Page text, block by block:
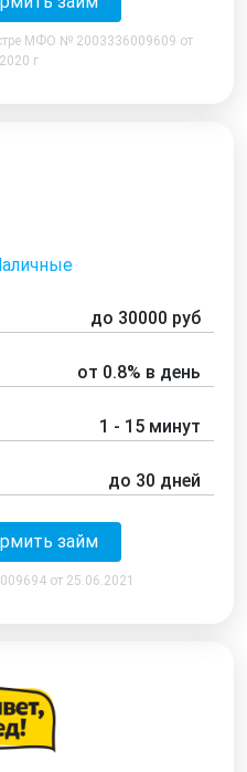
МФО № 2003336009609 от
г
до 30000 руб
от 0.8% в день
1 - 15 минут
до 30 дней
займ
от 25.06.2021